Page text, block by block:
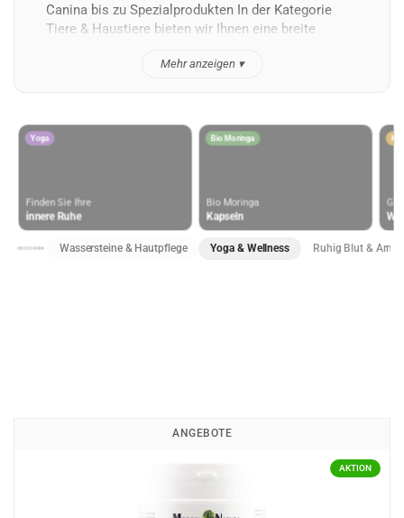
Canina bis zu Spezialprodukten In der Kategorie
Tiere & Haustiere bieten wir Ihnen eine breite
Mehr anzeigen ▾
Yoga
Finden Sie Ihre
innere Ruhe
Bio Moringa
Bio Moringa
Kapseln
Wassersteine & Hautpflege Yoga & Wellness Ruhig Blut &
ANGEBOTE